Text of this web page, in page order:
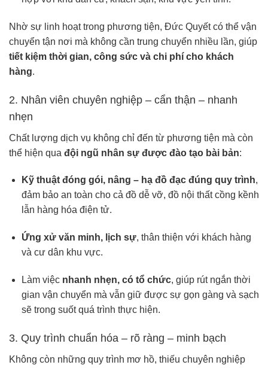
Nhờ sự linh hoạt trong phương tiện, Đức Quyết có thể vận
chuyển tận nơi mà không cần trung chuyển nhiều lần, giúp
tiết kiệm thời gian, công sức và chi phí cho khách
hàng.
2. Nhân viên chuyên nghiệp – cẩn thận – nhanh
nhẹn
Chất lượng dịch vụ không chỉ đến từ phương tiện mà còn
thể hiện qua đội ngũ nhân sự được đào tạo bài bản:
Kỹ thuật đóng gói, nâng – hạ đồ đạc đúng quy trình,
đảm bảo an toàn cho cả đồ dễ vỡ, đồ nội thất cồng kềnh
lẫn hàng hóa điện tử.
Ứng xử văn minh, lịch sự, thân thiện với khách hàng
và cư dân khu vực.
Làm việc nhanh nhẹn, có tổ chức, giúp rút ngắn thời
gian vận chuyển mà vẫn giữ được sự gọn gàng và sạch
sẽ trong suốt quá trình thực hiện.
3. Quy trình chuẩn hóa – rõ ràng – minh bạch
Không còn những quy trình mơ hồ, thiếu chuyên nghiệp